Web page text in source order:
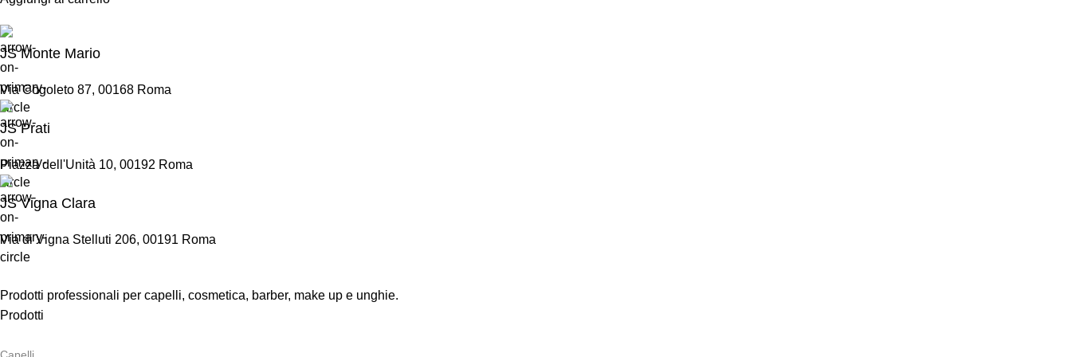
JS Monte Mario
Via Cogoleto 87, 00168 Roma
JS Prati
Piazza dell'Unità 10, 00192 Roma
JS Vigna Clara
Via di Vigna Stelluti 206, 00191 Roma
Prodotti professionali per capelli, cosmetica, barber, make up e unghie.
Prodotti
Capelli